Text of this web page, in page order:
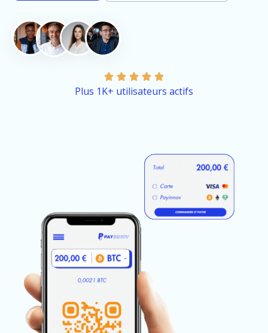
    
Plus 1K+ utilisateurs actifs